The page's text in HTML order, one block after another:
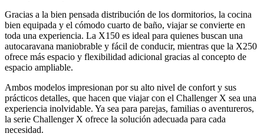
Gracias a la bien pensada distribución de los dormitorios, la cocina
bien equipada y el cómodo cuarto de baño, viajar se convierte en
toda una experiencia. La X150 es ideal para quienes buscan una
autocaravana maniobrable y fácil de conducir, mientras que la X250
ofrece más espacio y flexibilidad adicional gracias al concepto de
espacio ampliable.
Ambos modelos impresionan por su alto nivel de confort y sus
prácticos detalles, que hacen que viajar con el Challenger X sea una
experiencia inolvidable. Ya sea para parejas, familias o aventureros,
la serie Challenger X ofrece la solución adecuada para cada
necesidad.